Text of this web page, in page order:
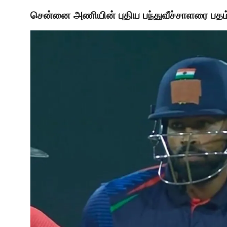
LATEST
சென்னை அணியின் புதிய பந்துவீச்சாளரை